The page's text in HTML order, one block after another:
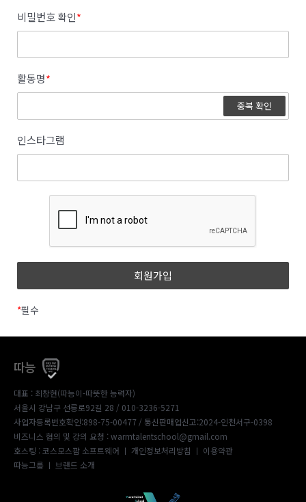
비밀번호 확인*
활동명*
중복 확인
인스타그램
*필수
따능
대표 : 최창현(따능이-따뜻한 능력자)
서울시 강남구 선릉로92길 28 / 010-3236-5271
사업자등록번호확인:898-75-00477 / 통신판매업신고:2024-인천서구-0398
비즈니스 협의 및 강의 요청 : warmtalentschool@gmail.com
호스팅 : 코스모스팜 소프트웨어 ㅣ 개인정보처리방침 ㅣ 이용약관
따능그룹 ㅣ 브랜드 소개